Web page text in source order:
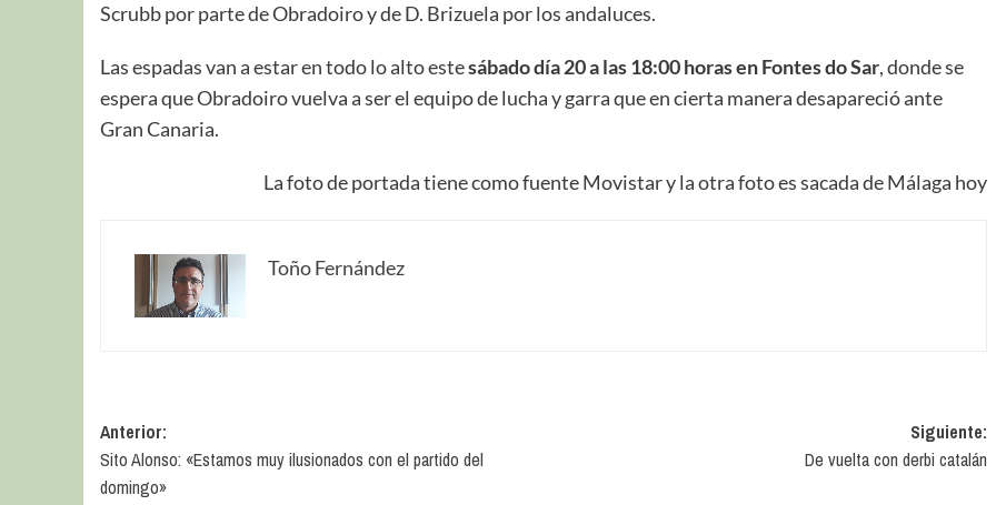
Scrubb por parte de Obradoiro y de D. Brizuela por los andaluces.
Las espadas van a estar en todo lo alto estesábado día 20 a las 18:00 horas en Fontes do Sar, donde se
espera que Obradoiro vuelva a ser el equipo de lucha y garra que en cierta manera desapareció ante
Gran Canaria.
La foto de portada tiene como fuente Movistar y la otra foto es sacada de Málaga hoy
Toño Fernández
Anterior:
Sito Alonso: «Estamos muy ilusionados con el partido del
domingo»
Siguiente:
De vuelta con derbi catalán